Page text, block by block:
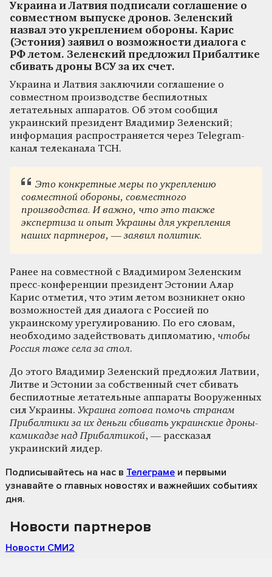
Украина и Латвия подписали соглашение о
совместном выпуске дронов. Зеленский
назвал это укреплением обороны. Карис
(Эстония) заявил о возможности диалога с
РФ летом. Зеленский предложил Прибалтике
сбивать дроны ВСУ за их счет.
Украина и Латвия заключили соглашение о
совместном производстве беспилотных
летательных аппаратов. Об этом сообщил
украинский президент Владимир Зеленский;
информация распространяется через Telegram-
канал телеканала ТСН.
Это конкретные меры по укреплению
совместной обороны, совместного
производства. И важно, что это также
экспертиза и опыт Украины для укрепления
наших партнеров, — заявил политик.
Ранее на совместной с Владимиром Зеленским
пресс-конференции президент Эстонии Алар
Карис отметил, что этим летом возникнет окно
возможностей для диалога с Россией по
украинскому урегулированию. По его словам,
необходимо задействовать дипломатию, чтобы
Россия тоже села за стол.
До этого Владимир Зеленский предложил Латвии,
Литве и Эстонии за собственный счет сбивать
беспилотные летательные аппараты Вооруженных
сил Украины. Украина готова помочь странам
Прибалтики за их деньги сбивать украинские дроны-
камикадзе над Прибалтикой, — рассказал
украинский лидер.
Подписывайтесь на нас в Телеграме и первыми
узнавайте о главных новостях и важнейших событиях
дня.
Новости партнеров
Новости СМИ2